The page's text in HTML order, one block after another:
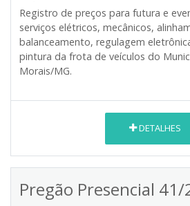
Registro de preços para futura e
serviços elétricos, mecânicos,
balanceamento, regulagem
pintura da frota de veículos do
Morais/MG.
DETALHES
Pregão Presencial 41/